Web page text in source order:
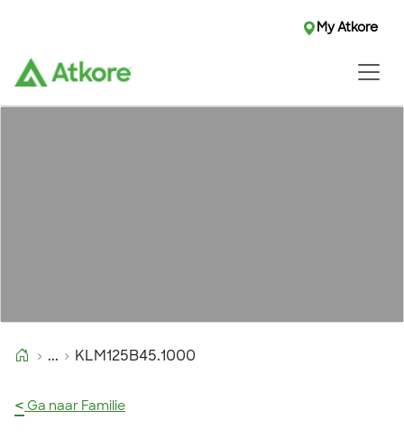
My Atkore
... KLM125B45.1000
< Ga naar Familie